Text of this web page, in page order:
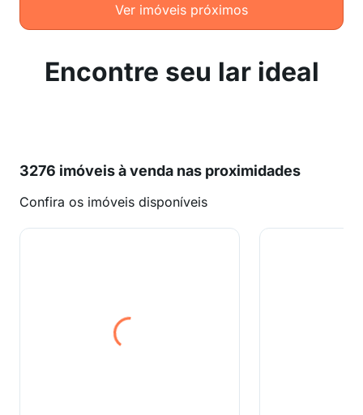
Ver imóveis próximos
Encontre seu lar ideal
3276 imóveis à venda nas proximidades
Confira os imóveis disponíveis